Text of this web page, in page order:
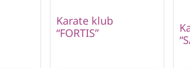
Karate klub
“FORTIS”